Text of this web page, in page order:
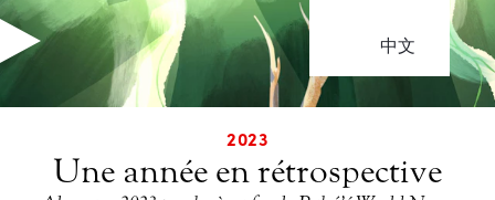
中文
2023
Une année en rétrospective